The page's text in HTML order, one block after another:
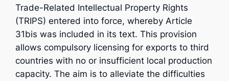
Trade-Related Intellectual Property Rights
(TRIPS) entered into force, whereby Article
31bis was included in its text. This provision
allows compulsory licensing for exports to third
countries with no or insufficient local production
capacity. The aim is to alleviate the difficulties